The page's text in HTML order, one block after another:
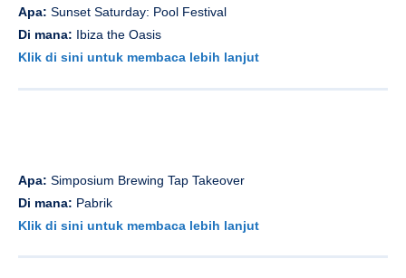
Apa: Sunset Saturday: Pool Festival
Di mana: Ibiza the Oasis
Klik di sini untuk membaca lebih lanjut
Apa: Simposium Brewing Tap Takeover
Di mana: Pabrik
Klik di sini untuk membaca lebih lanjut